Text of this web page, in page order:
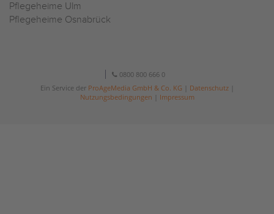
Pflegeheime Ulm
Pflegeheime Osnabrück
0800 800 666 0
Ein Service der ProAgeMedia GmbH & Co. KG Datenschutz|
Nutzungsbedingungen
Impressum